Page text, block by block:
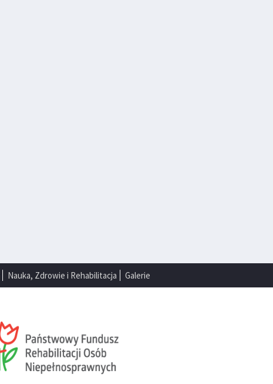
Nauka, Zdrowie i Rehabilitacja Galerie